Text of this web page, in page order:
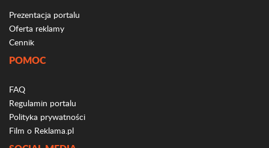
Prezentacja portalu
Oferta reklamy
Cennik
POMOC
FAQ
Regulamin portalu
Polityka prywatności
Film o Reklama.pl